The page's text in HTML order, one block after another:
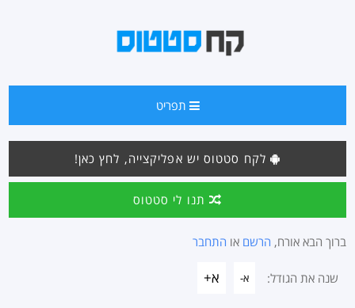
תפריט
לקח סטטוס יש אפליקצייה, לחץ כאן!
תנו לי סטטוס
ברוך הבא אורח, הרשם או התחבר
שנה את הגודל: א- א+